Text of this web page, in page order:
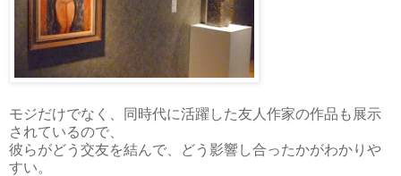
モジだけでなく、同時代に活躍した友人作家の作品も展示
されているので、
彼らがどう交友を結んで、どう影響し合ったかがわかりや
すい。